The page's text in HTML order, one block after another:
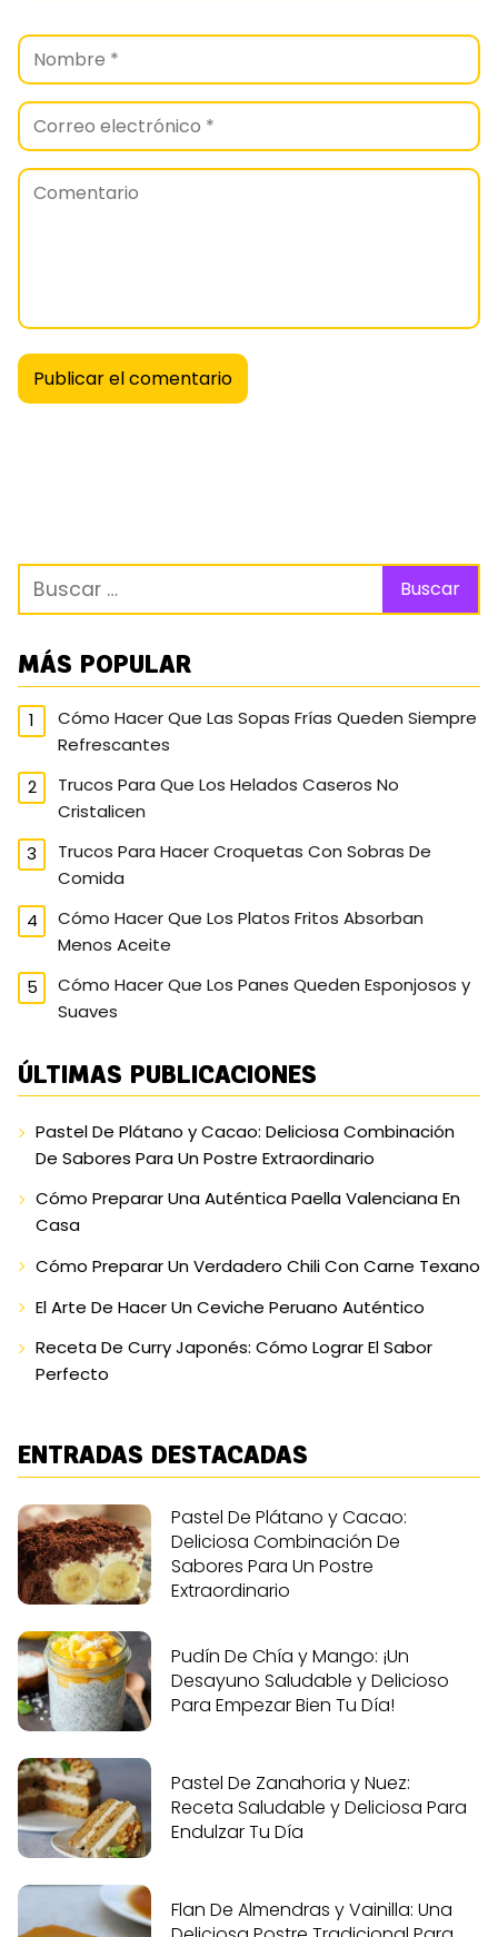
MÁS POPULAR
Cómo Hacer Que Las Sopas Frías Queden Siempre
Refrescantes
Trucos Para Que Los Helados Caseros No
Cristalicen
Trucos Para Hacer Croquetas Con Sobras De
Comida
Cómo Hacer Que Los Platos Fritos Absorban
Menos Aceite
Cómo Hacer Que Los Panes Queden Esponjosos y
Suaves
ÚLTIMAS PUBLICACIONES
Pastel De Plátano y Cacao: Deliciosa Combinación
De Sabores Para Un Postre Extraordinario
Cómo Preparar Una Auténtica Paella Valenciana En
Casa
Cómo Preparar Un Verdadero Chili Con Carne Texano
El Arte De Hacer Un Ceviche Peruano Auténtico
Receta De Curry Japonés: Cómo Lograr El Sabor
Perfecto
ENTRADAS DESTACADAS
Pastel De Plátano y Cacao:
Deliciosa Combinación De
Sabores Para Un Postre
Extraordinario
Pudín De Chía y Mango: ¡Un
Desayuno Saludable y Delicioso
Para Empezar Bien Tu Día!
Pastel De Zanahoria y Nuez:
Receta Saludable y Deliciosa Para
Endulzar Tu Día
Flan De Almendras y Vainilla: Una